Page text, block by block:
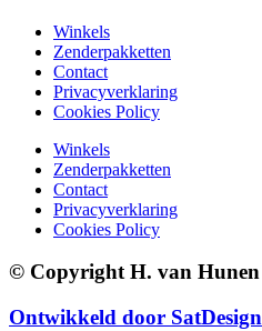
Winkels
Zenderpakketten
Contact
Privacyverklaring
Cookies Policy
Winkels
Zenderpakketten
Contact
Privacyverklaring
Cookies Policy
© Copyright H. van Hunen
Ontwikkeld door SatDesign